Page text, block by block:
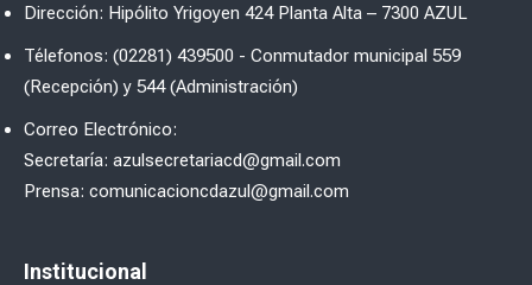
Dirección: Hipólito Yrigoyen 424 Planta Alta – 7300 AZUL
Télefonos: (02281) 439500 - Conmutador municipal 559
(Recepción) y 544 (Administración)
Correo Electrónico:
Secretaría: azulsecretariacd@gmail.com
Prensa: comunicacioncdazul@gmail.com
Institucional